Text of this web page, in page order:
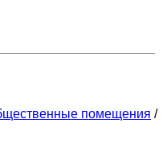
помещения /